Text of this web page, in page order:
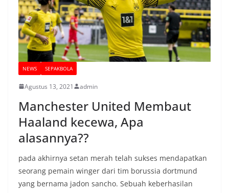
NEWS SEPAKBOLA
Agustus 13, 2021 admin
Manchester United Membaut
Haaland kecewa, Apa
alasannya??
pada akhirnya setan merah telah sukses mendapatkan
seorang pemain winger dari tim borussia dortmund
yang bernama jadon sancho. Sebuah keberhasilan